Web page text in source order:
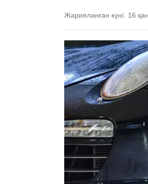
Жарияланған күні: 16